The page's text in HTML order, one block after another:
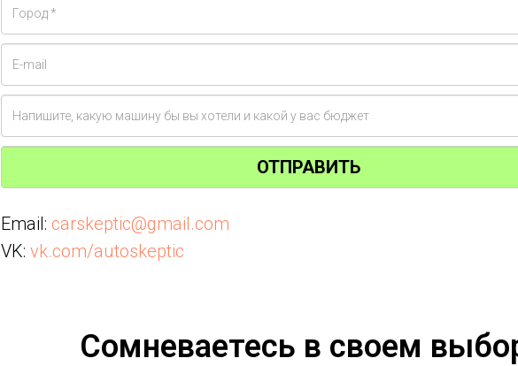
ОТПРАВИТЬ
Email: carskeptic@gmail.com
VK: vk.com/autoskeptic
Сомневаетесь в своем